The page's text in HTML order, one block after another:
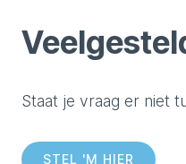
Staat je vraag er niet
STEL 'M HIER